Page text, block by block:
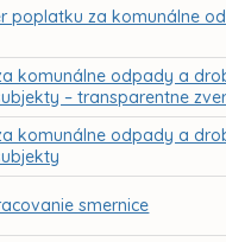
poplatku za komunálne
komunálne odpady a
– transparentne
komunálne odpady a
smernice